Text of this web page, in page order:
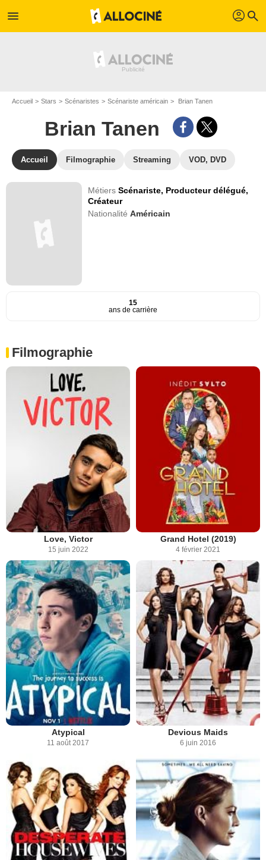
menu profil search
Accueil Stars Scénaristes Scénariste américain Brian Tanen
Brian Tanen
Accueil Filmographie Streaming VOD, DVD
MétiersScénariste, Producteur délégué,
Créateur
NationalitéAméricain
15
ans de carrière
Filmographie
Love, Victor
15 juin 2022
Grand Hotel (2019)
4 février 2021
Atypical
11 août 2017
Devious Maids
6 juin 2016